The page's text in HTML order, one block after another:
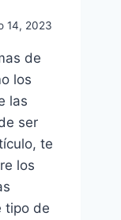
14, 2023
de
los
las
ser
te
los
tipo de